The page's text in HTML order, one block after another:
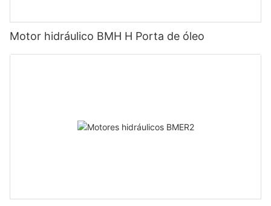
Motor hidráulico BMH H Porta de óleo